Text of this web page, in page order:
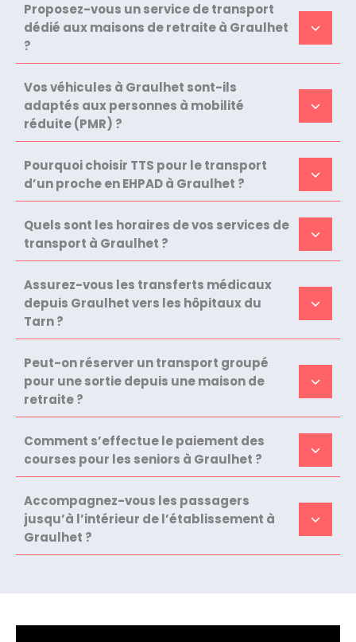
Proposez-vous un service de transport
dédié aux maisons de retraite à Graulhet
?
Vos véhicules à Graulhet sont-ils
adaptés aux personnes à mobilité
réduite (PMR) ?
Pourquoi choisir TTS pour le transport
d’un proche en EHPAD à Graulhet ?
Quels sont les horaires de vos services de
transport à Graulhet ?
Assurez-vous les transferts médicaux
depuis Graulhet vers les hôpitaux du
Tarn ?
Peut-on réserver un transport groupé
pour une sortie depuis une maison de
retraite ?
Comment s’effectue le paiement des
courses pour les seniors à Graulhet ?
Accompagnez-vous les passagers
jusqu’à l’intérieur de l’établissement à
Graulhet ?